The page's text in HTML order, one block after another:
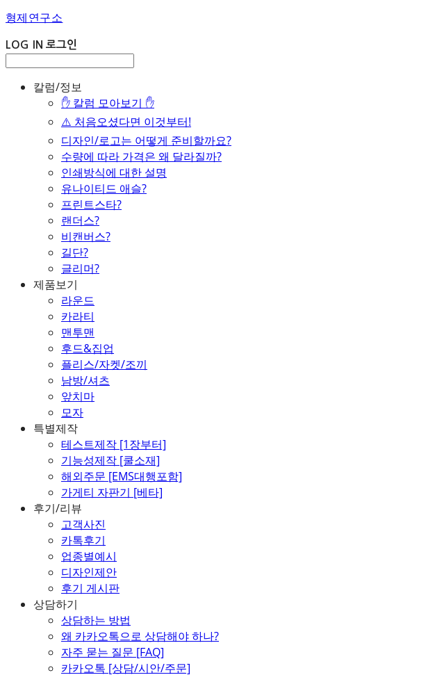
형제연구소
LOG IN 로그인
칼럼/정보
✋ 칼럼 모아보기 ✋
⚠️ 처음오셨다면 이것부터!
디자인/로고는 어떻게 준비할까요?
수량에 따라 가격은 왜 달라질까?
인쇄방식에 대한 설명
유나이티드 애슬?
프린트스타?
랜더스?
비캔버스?
길단?
글리머?
제품보기
라운드
카라티
맨투맨
후드&집업
플리스/자켓/조끼
남방/셔츠
앞치마
모자
특별제작
테스트제작 [1장부터]
기능성제작 [쿨소재]
해외주문 [EMS대행포함]
가게티 자판기 [베타]
후기/리뷰
고객사진
카톡후기
업종별예시
디자인제안
후기 게시판
상담하기
상담하는 방법
왜 카카오톡으로 상담해야 하나?
자주 묻는 질문 [FAQ]
카카오톡 [상담/시안/주문]